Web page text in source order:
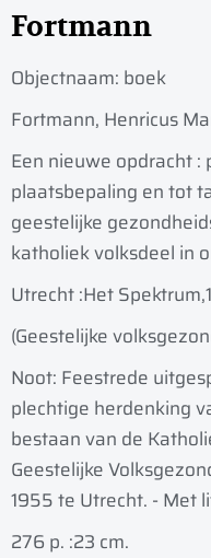
Fortmann
Objectnaam: boek
Fortmann, Henricus
Een nieuwe opdracht
plaatsbepaling en tot
geestelijke
katholiek volksdeel in
Utrecht :Het Spektrum,
(Geestelijke
Noot: Feestrede
plechtige herdenking
bestaan van de
Geestelijke
1955 te Utrecht. - Met
276 p. :23 cm.